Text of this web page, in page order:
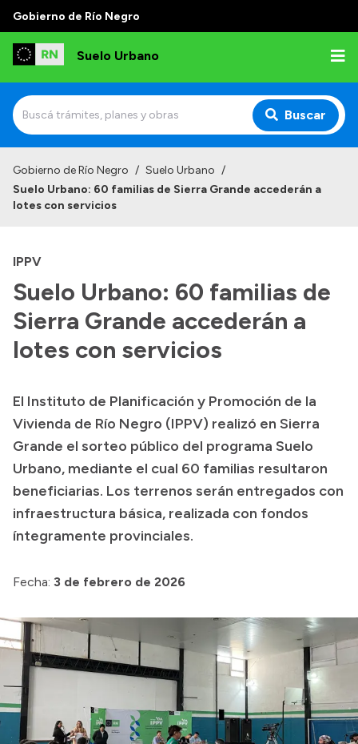
Gobierno de Río Negro
Suelo Urbano
Buscar
Gobierno de Río Negro / Suelo Urbano /
Suelo Urbano: 60 familias de Sierra Grande accederán a
lotes con servicios
IPPV
Suelo Urbano: 60 familias de
Sierra Grande accederán a
lotes con servicios
El Instituto de Planificación y Promoción de la
Vivienda de Río Negro (IPPV) realizó en Sierra
Grande el sorteo público del programa Suelo
Urbano, mediante el cual 60 familias resultaron
beneficiarias. Los terrenos serán entregados con
infraestructura básica, realizada con fondos
íntegramente provinciales.
Fecha: 3 de febrero de 2026